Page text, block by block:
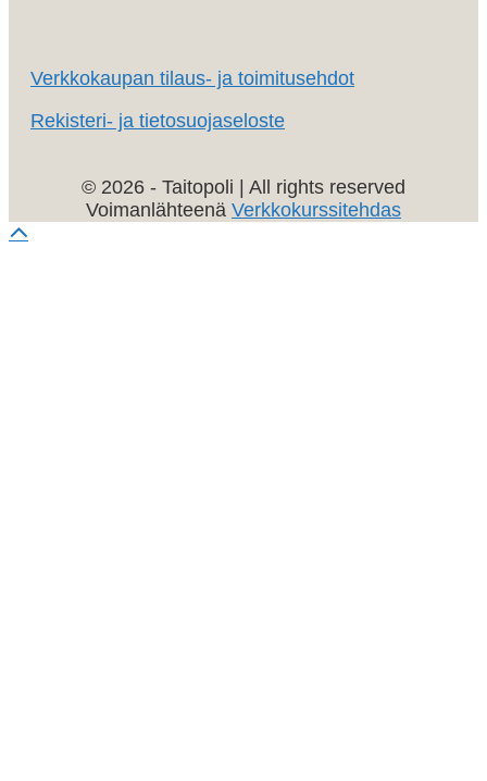
Verkkokaupan tilaus- ja toimitusehdot
Rekisteri- ja tietosuojaseloste
© 2026 - Taitopoli | All rights reserved
Voimanlähteenä Verkkokurssitehdas
Vieritä